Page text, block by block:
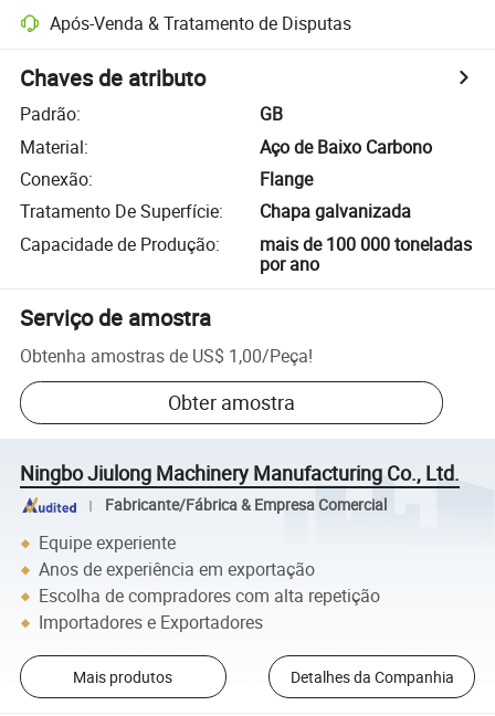
Após-Venda & Tratamento de Disputas
Chaves de atributo
Padrão:
GB
Material:
Aço de Baixo Carbono
Conexão:
Flange
Tratamento De Superfície:
Chapa galvanizada
Capacidade de Produção:
mais de 100 000 toneladas
por ano
Serviço de amostra
Obtenha amostras de US$ 1,00/Peça!
Obter amostra
Ningbo Jiulong Machinery Manufacturing Co., Ltd.
Fabricante/Fábrica & Empresa Comercial
Equipe experiente
Anos de experiência em exportação
Escolha de compradores com alta repetição
Importadores e Exportadores
Mais produtos Detalhes da Companhia